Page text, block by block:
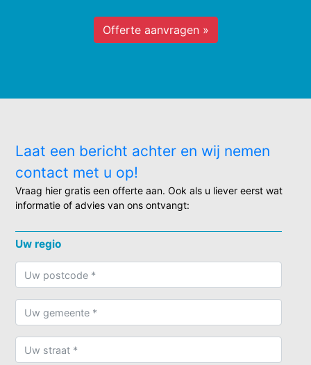
Offerte aanvragen »
Laat een bericht achter en wij nemen
contact met u op!
Vraag hier gratis een offerte aan. Ook als u liever eerst wat
informatie of advies van ons ontvangt:
Uw regio